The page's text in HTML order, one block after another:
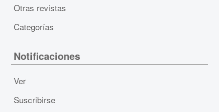
Otras revistas
Categorías
Notificaciones
Ver
Suscribirse